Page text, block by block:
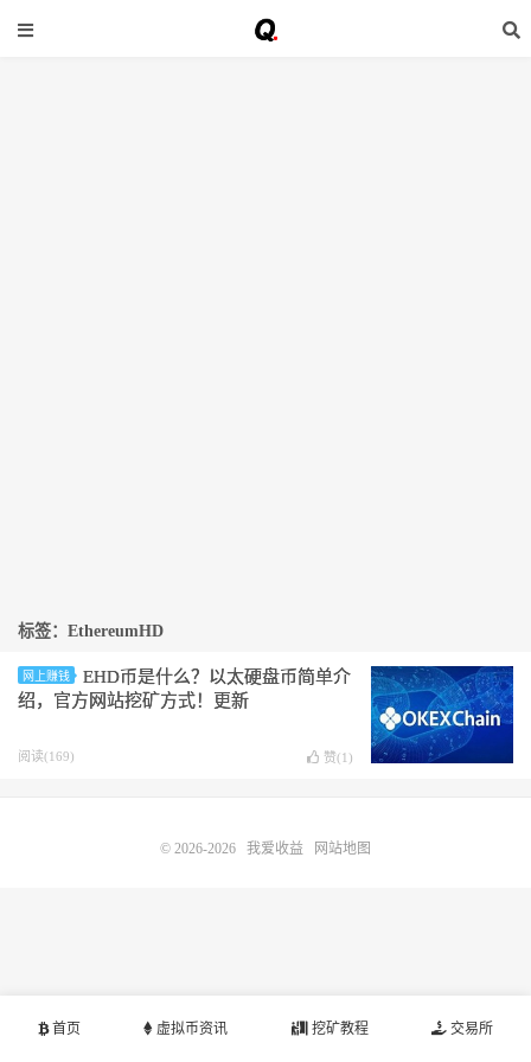
标签：EthereumHD
网上赚钱
EHD币是什么？以太硬盘币简单介
绍，官方网站挖矿方式！更新
阅读(169) 赞(1 )
首页 虚拟币资讯 挖矿教程 交易所
© 2026-2026 我爱收益 网站地图